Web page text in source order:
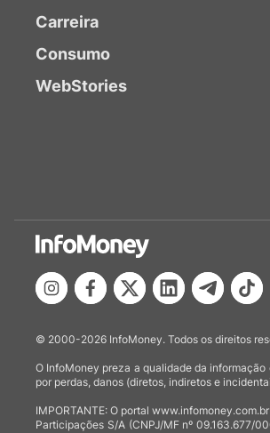
Carreira
Consumo
WebStories
© 2000-2026 InfoMoney. Todos os direitos
O InfoMoney preza a qualidade da
por perdas, danos (diretos, indiretos e
IMPORTANTE: O portal
Participações S/A (CNPJ/MF nº 09.163.677/